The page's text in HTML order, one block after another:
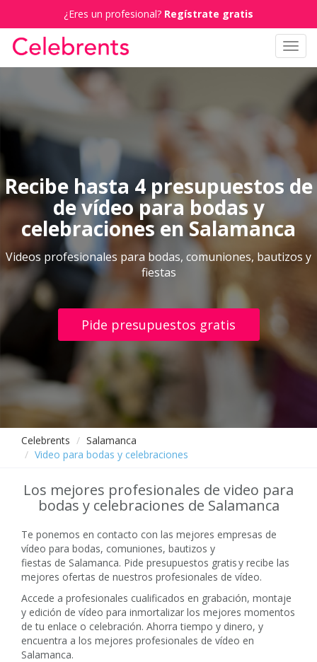
¿Eres un profesional? Regístrate gratis
Recibe hasta 4 presupuestos de
de vídeo para bodas y
celebraciones en Salamanca
Videos profesionales para bodas, comuniones, bautizos y
fiestas
Pide presupuestos gratis
Celebrents
Salamanca
Video para bodas y celebraciones
Los mejores profesionales de video para
bodas y celebraciones de Salamanca
Te ponemos en contacto con las mejores empresas de
vídeo para bodas, comuniones, bautizos y
fiestas de Salamanca. Pide presupuestos gratis y recibe las
mejores ofertas de nuestros profesionales de vídeo.
Accede a profesionales cualificados en grabación, montaje
y edición de vídeo para inmortalizar los mejores momentos
de tu enlace o celebración. Ahorra tiempo y dinero, y
encuentra a los mejores profesionales de vídeo en
Salamanca.